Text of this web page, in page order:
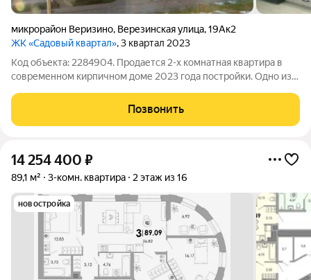
микрорайон Веризино, Верезинская улица,19Ак2
ЖК «Садовый квартал», 3 квартал 2023
Код объекта: 2284904. Продается 2-х комнатная квартира в
современном кирпичном доме 2023 года постройки. Одно из
света, благодаря которой квартира хорошо проветривается и
наполняется естественным
Позвонить
14 254 400 ₽
89,1 м² 3-комн. квартира 2 этаж из 16
новостройка